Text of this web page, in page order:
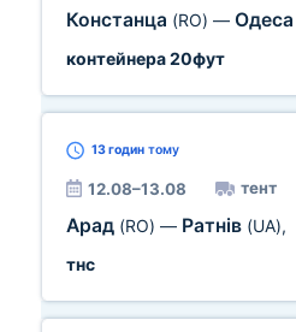
Констанца (RO) — Одеса
контейнера 20фут
13 годин тому
12.08–13.08 тент
Арад (RO) — Ратнів (UA),
тнс